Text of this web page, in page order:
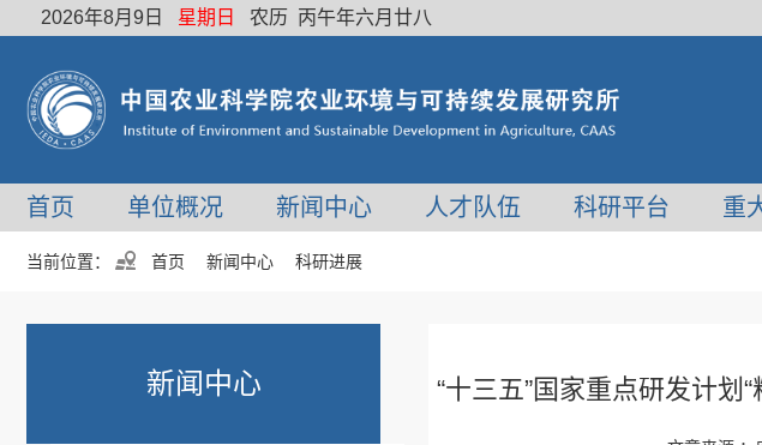
2026年8月9日 星期日 农历 丙午年六月廿八
首页 单位概况 新闻中心 人才队伍 科研平台 重
当前位置： 首页 新闻中心 科研进展
新闻中心 “十三五”国家重点研发计划